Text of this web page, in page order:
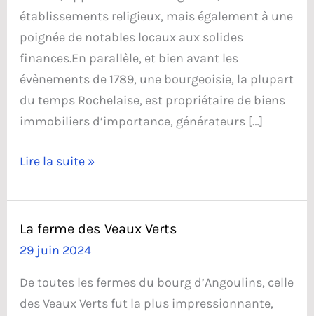
établissements religieux, mais également à une
poignée de notables locaux aux solides
finances.En parallèle, et bien avant les
évènements de 1789, une bourgeoisie, la plupart
du temps Rochelaise, est propriétaire de biens
immobiliers d’importance, générateurs […]
Les
propriétaires
Lire la suite »
La ferme des Veaux Verts
29 juin 2024
De toutes les fermes du bourg d’Angoulins, celle
des Veaux Verts fut la plus impressionnante,